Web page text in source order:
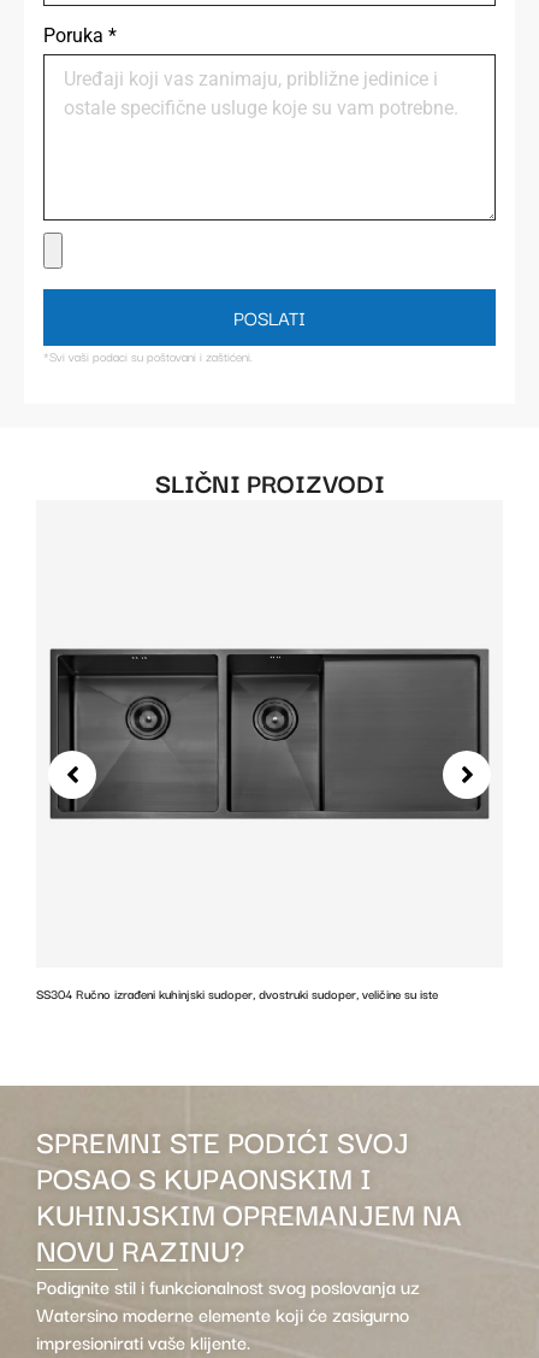
Poruka *
POSLATI
*Svi vaši podaci su poštovani i zaštićeni.
SLIČNI PROIZVODI
SS304 Ručno izrađeni kuhinjski sudoper, dvostruki sudoper, veličine su iste
SPREMNI STE PODIĆI SVOJ
POSAO S KUPAONSKIM I
KUHINJSKIM OPREMANJEM NA
NOVU RAZINU?
Podignite stil i funkcionalnost svog poslovanja uz
Watersino moderne elemente koji će zasigurno
impresionirati vaše klijente.